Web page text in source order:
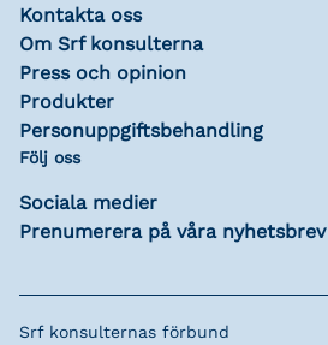
Kontakta oss
Om Srf konsulterna
Press och opinion
Produkter
Personuppgiftsbehandling
Följ oss
Sociala medier
Prenumerera på våra nyhetsbrev
Srf konsulternas förbund